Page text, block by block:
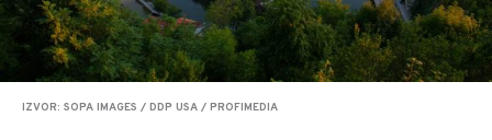
IZVOR: SOPA IMAGES / DDP USA / PROFIMEDIA